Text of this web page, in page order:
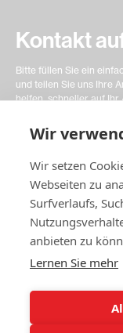
Wir
Wir setzen
Webseiten zu
Surfverlaufs,
anbieten zu
Lernen Sie mehr
Kontakt
Bitte füllen Sie ein
und teilen Sie uns Ihre
helfen, schneller auf Ihr
© 2025 Swedish Match